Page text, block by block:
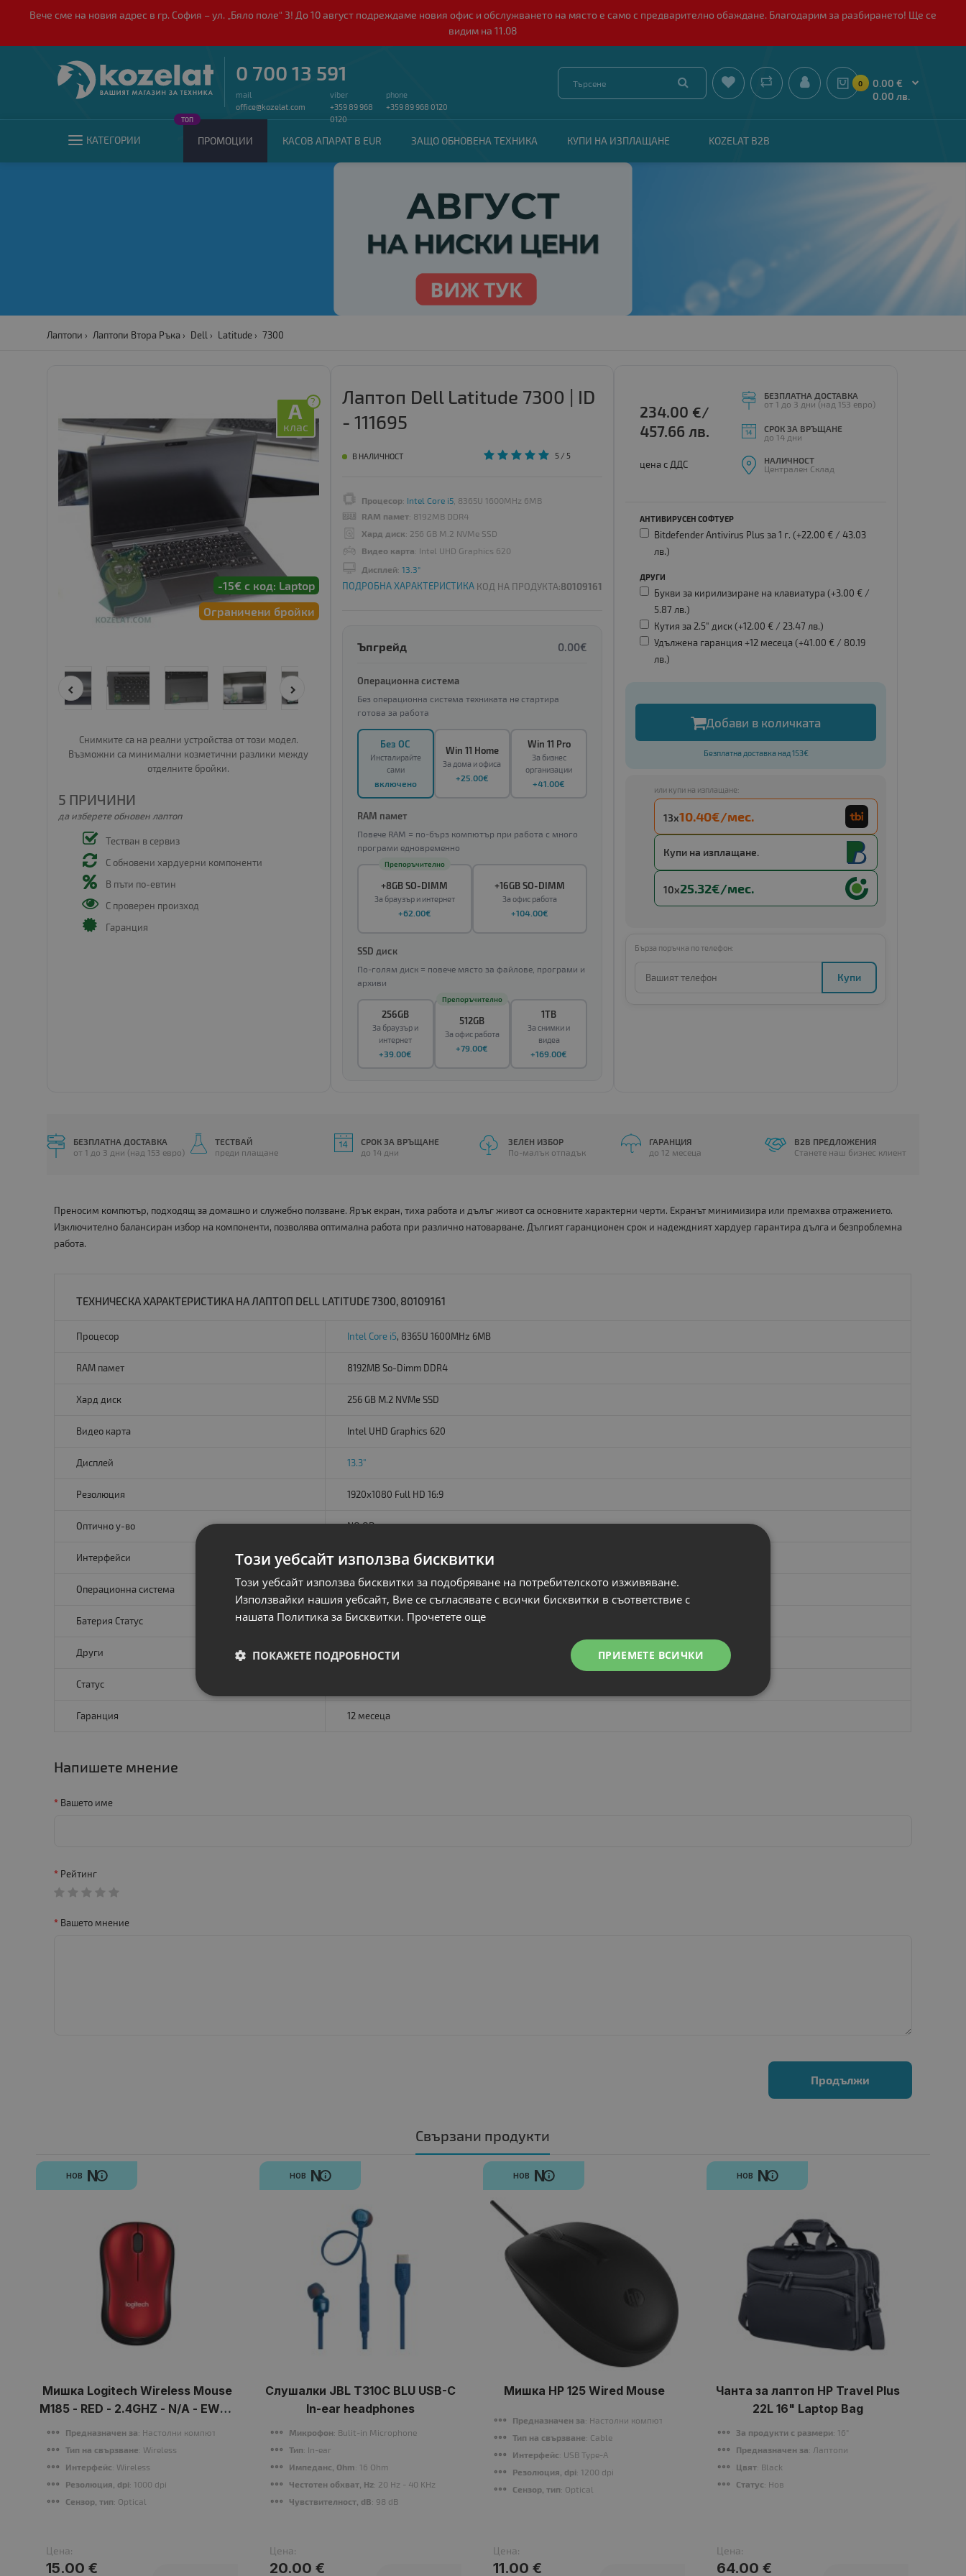
Вече сме на новия адрес в гр. София – ул. „Бяло поле“ 3! До 10 август подреждаме новия офис и обслужването на място е само с предварително обаждане. Благодарим за разбирането! Ще се
видим на 11.08
0 700 13 591
mail
office@kozelat.com
viber
+359 89 968
0120
phone
+359 89 968 0120
 0

0.00 €
0.00 лв.
КАТЕГОРИИ ПРОМОЦИИ
ТОП
КАСОВ АПАРАТ В EUR ЗАЩО ОБНОВЕНА ТЕХНИКА КУПИ НА ИЗПЛАЩАНЕ KOZELAT B2B
Лаптопи Лаптопи Втора Ръка Dell Latitude 7300
Ограничени бройки
-15€ с код: Laptop
?
A
клас
Снимките са на реални устройства от този модел.
Възможни са минимални козметични разлики между
отделните бройки.
5 ПРИЧИНИ
да изберете обновен лаптоп
Тестван в сервиз
С обновени хардуерни компоненти
В пъти по-евтин
С проверен произход
Гаранция
Лаптоп Dell Latitude 7300 | ID
- 111695
В НАЛИЧНОСТ 5 / 5
Процесор: Intel Core i5, 8365U 1600MHz 6MB
RAM памет: 8192MB DDR4
Хард диск: 256 GB M.2 NVMe SSD
Видео карта: Intel UHD Graphics 620
Дисплей: 13.3"
ПОДРОБНА ХАРАКТЕРИСТИКА КОД НА ПРОДУКТА:80109161
Ъпгрейд 0.00€
Операционна система
Без операционна система техниката не стартира
готова за работа
Без ОС
Инсталирайте
сами
включено
Win 11 Home
За дома и офиса
+25.00€
Win 11 Pro
За бизнес
организации
+41.00€
RAM памет
Повече RAM = по-бърз компютър при работа с много
програми едновременно
+8GB SO-DIMM
За браузър и интернет
+62.00€
Препоръчително
+16GB SO-DIMM
За офис работа
+104.00€
SSD диск
По-голям диск = повече място за файлове, програми и
архиви
256GB
За браузър и
интернет
+39.00€
512GB
За офис работа
+79.00€
Препоръчително
1TB
За снимки и
видеа
+169.00€
234.00 €/
457.66 лв.
цена с ДДС
БЕЗПЛАТНА ДОСТАВКА
от 1 до 3 дни (над 153 евро)
СРОК ЗА ВРЪЩАНЕ
до 14 дни
НАЛИЧНОСТ
Централен Склад
АНТИВИРУСЕН СОФТУЕР
Bitdefender Antivirus Plus за 1 г. (+22.00 € / 43.03
лв.)
ДРУГИ
Букви за кирилизиране на клавиатура (+3.00 € /
5.87 лв.)
Кутия за 2.5" диск (+12.00 € /23.47 лв.)
Удължена гаранция +12 месеца (+41.00 € / 80.19
лв.)
Добави в количката
Безплатна доставка над 153€
или купи на изплащане:
Купи с
13 x €20.34 (13 x 39.78 BGN)
13x10.40€/мес.
Купи на изплащане.
10x25.32€/мес.
Бърза поръчка по телефон:
Купи
БЕЗПЛАТНА ДОСТАВКА
от 1 до 3 дни (над 153 евро)
ТЕСТВАЙ
преди плащане
СРОК ЗА ВРЪЩАНЕ
до 14 дни
ЗЕЛЕН ИЗБОР
По-малък отпадък
ГАРАНЦИЯ
до 12 месеца
B2B ПРЕДЛОЖЕНИЯ
Станете наш бизнес клиент
Преносим компютър, подходящ за домашно и служебно ползване. Ярък екран, тиха работа и дълъг живот са основните характерни черти. Екранът минимизира или премахва отражението.
Изключително балансиран избор на компоненти, позволява оптимална работа при различно натоварване. Дългият гаранционен срок и надеждният хардуер гарантира дълга и безпроблемна
работа.
ТЕХНИЧЕСКА ХАРАКТЕРИСТИКА НА ЛАПТОП DELL LATITUDE 7300, 80109161
Процесор Intel Core i5, 8365U 1600MHz 6MB
RAM памет 8192MB So-Dimm DDR4
Хард диск 256 GB M.2 NVMe SSD
Видео карта Intel UHD Graphics 620
Дисплей 13.3"
Резолюция 1920x1080 Full HD 16:9
Оптично у-во NO OD
Интерфейси USB 3.1 and USB Type-C/Thunderbolt,
Операционна система Без операционна система. Добавете Windows 11 от опциите.
Батерия Статус OK
Други CameraHDMI IPS
Статус
Гаранция 12 месеца
Напишете мнение
Вашето име
Рейтинг
Вашето мнение
Продължи
Свързани продукти
НОВ N
Мишка Logitech Wireless Mouse
M185 - RED - 2.4GHZ - N/A - EWR2
- 10PK ARCA AUTO
Предназначен за: Настолни компютри
Тип на свързване: Wireless
Интерфейс: Wireless
Резолюция, dpi: 1000 dpi
Сензор, тип: Optical
Цена:
15.00 €
НОВ N
Слушалки JBL T310C BLU USB-C
In-ear headphones
Микрофон: Bulit-in Microphone
Тип: In-ear
Импеданс, Ohm: 16 Ohm
Честотен обхват, Hz: 20 Hz - 40 KHz
Чувствителност, dB: 98 dB
Цена:
20.00 €
НОВ N
Мишка HP 125 Wired Mouse
Предназначен за: Настолни компютри
Тип на свързване: Cable
Интерфейс: USB Type-A
Резолюция, dpi: 1200 dpi
Сензор, тип: Optical
Цена:
11.00 €
НОВ N
Чанта за лаптоп HP Travel Plus
22L 16" Laptop Bag
За продукти с размери: 16"
Предназначен за: Лаптопи
Цвят: Black
Статус: Нов
Цена:
64.00 €
Този уебсайт използва бисквитки
Този уебсайт използва бисквитки за подобряване на потребителското изживяване.
Използвайки нашия уебсайт, Вие се съгласявате с всички бисквитки в съответствие с
нашата Политика за Бисквитки. Прочетете още
ПРИЕМЕТЕ ВСИЧКИ
ПОКАЖЕТЕ ПОДРОБНОСТИ